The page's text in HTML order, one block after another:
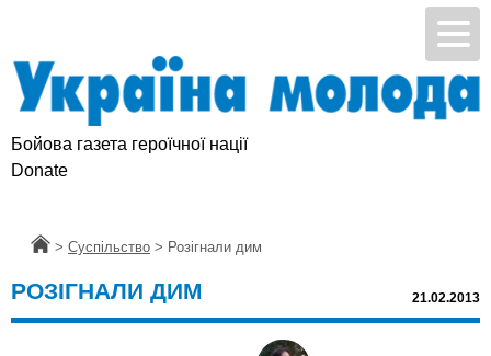
Бойова газета героїчної нації
Donate
Головна
> Суспільство > Розігнали дим
РОЗІГНАЛИ ДИМ 21.02.2013